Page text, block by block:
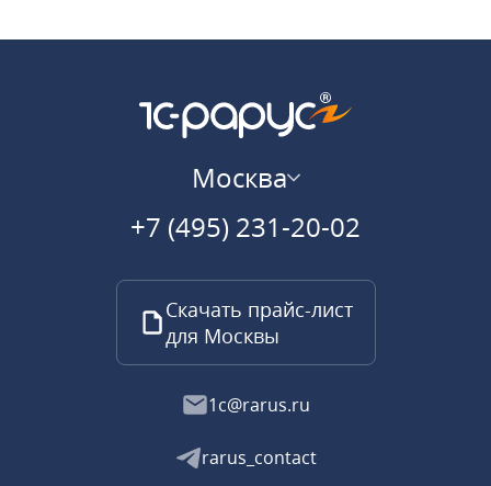
Москва
+7 (495) 231-20-02
Скачать прайс-лист
для Москвы
1c@rarus.ru
rarus_contact